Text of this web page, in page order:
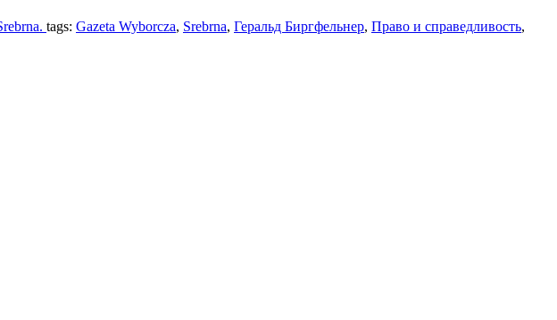
tags: Gazeta Wyborcza, Srebrna, Геральд Биргфельнер, Право и справедливость,